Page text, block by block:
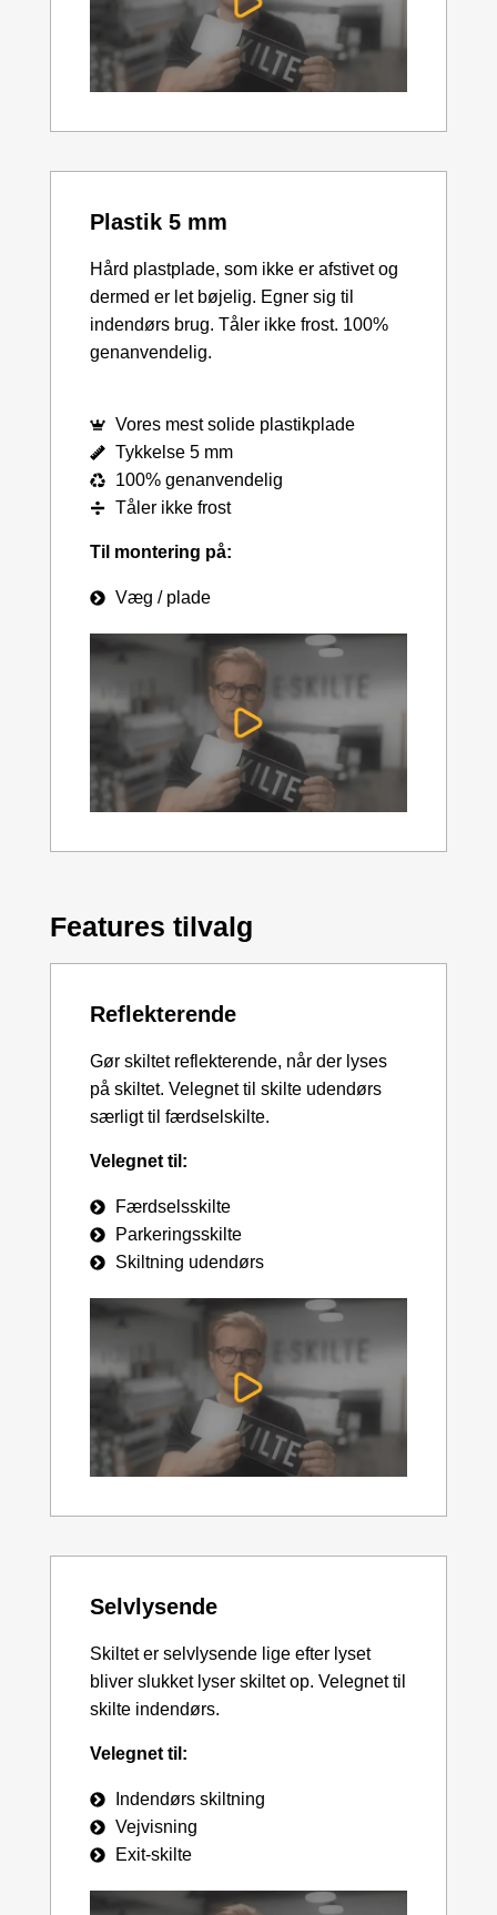
Plastik 5 mm
Hård plastplade, som ikke er afstivet og
dermed er let bøjelig. Egner sig til
indendørs brug. Tåler ikke frost. 100%
genanvendelig.
Vores mest solide plastikplade
Tykkelse 5 mm
100% genanvendelig
Tåler ikke frost
Til montering på:
Væg / plade
Features tilvalg
Reflekterende
Gør skiltet reflekterende, når der lyses
på skiltet. Velegnet til skilte udendørs
særligt til færdselskilte.
Velegnet til:
Færdselsskilte
Parkeringsskilte
Skiltning udendørs
Selvlysende
Skiltet er selvlysende lige efter lyset
bliver slukket lyser skiltet op. Velegnet til
skilte indendørs.
Velegnet til:
Indendørs skiltning
Vejvisning
Exit-skilte